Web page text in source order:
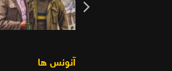
آنونس ها